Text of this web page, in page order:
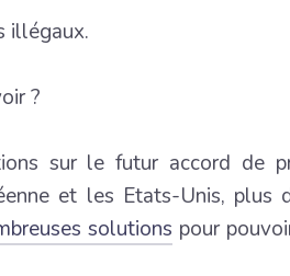
illégaux.
?
sur le futur accord de
et les Etats-Unis, plus
solutions pour